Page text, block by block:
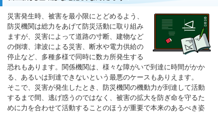
災害発生時、被害を最小限にとどめるよう、
防災機関は総力をあげて防災活動に取り組み
ますが、災害によって道路の寸断、建物など
の倒壊、津波による災害、断水や電力供給の
停止など、多種多様で同時に数カ所発生する
恐れもあります。関係機関は、様々な障がいで到達に時間がかか
る、あるいは到達できないという最悪のケースもありえます。
そこで、災害が発生したとき、防災機関の機動力が到達して活動
するまで間、逃げ惑うのではなく、被害の拡大を防ぎ命を守るた
めに力を合わせて活動することのほうが重要で本来のあるべき姿